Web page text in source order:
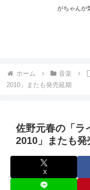
がちゃんが
ホーム 音楽
2010」またも発売延期
佐野元春の「ラ
2010」またも発
X